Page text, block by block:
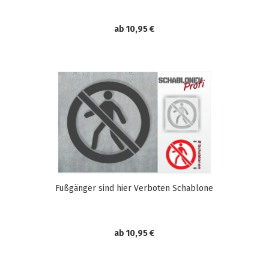
ab 10,95 €
Fußgänger sind hier Verboten Schablone
ab 10,95 €